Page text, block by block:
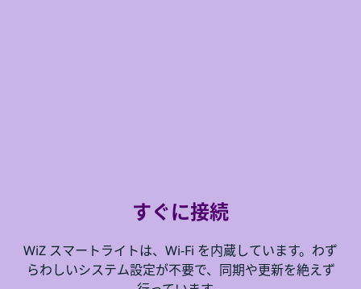
すぐに接続
WiZ スマートライトは、Wi-Fi を内蔵しています。わず
らわしいシステム設定が不要で、同期や更新を絶えず